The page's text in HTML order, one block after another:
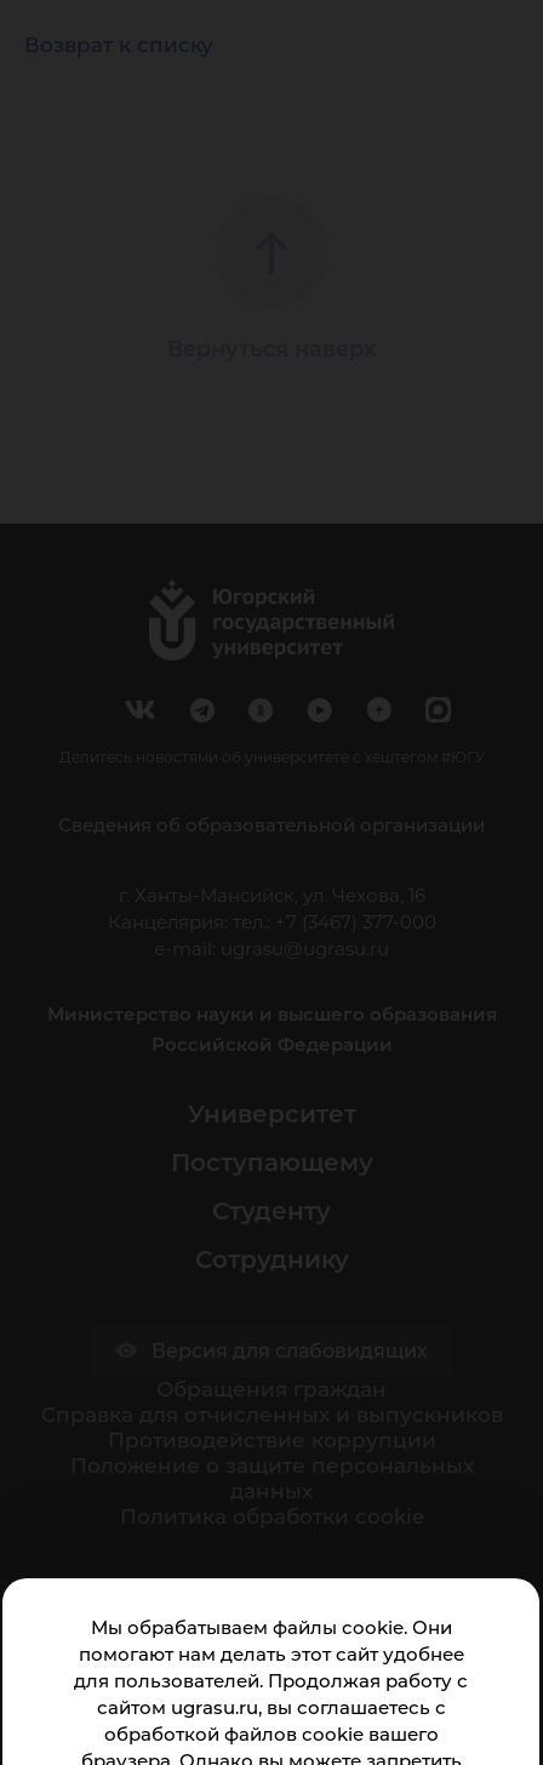
Мы обрабатываем файлы cookie. Они
помогают нам делать этот сайт удобнее
для пользователей. Продолжая работу с
сайтом ugrasu.ru, вы соглашаетесь с
обработкой файлов cookie вашего
Возврат к списку
Делитесь новостями об университете с хештегом #ЮГУ
Сведения об образовательной организации
г. Ханты-Мансийск, ул. Чехова, 16
Канцелярия: тел.: +7 (3467) 377-000
e-mail:
ugrasu@ugrasu.ru
Министерство науки и высшего образования
Российской Федерации
Университет
Поступающему
Студенту
Сотруднику
организации: